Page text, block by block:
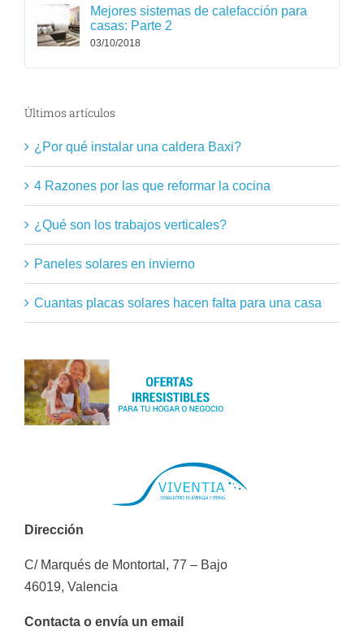
Mejores sistemas de calefacción para
casas: Parte 2
03/10/2018
Últimos artículos
¿Por qué instalar una caldera Baxi?
4 Razones por las que reformar la cocina
¿Qué son los trabajos verticales?
Paneles solares en invierno
Cuantas placas solares hacen falta para una casa
Dirección
C/ Marqués de Montortal, 77 – Bajo
46019, Valencia
Contacta o envía un email